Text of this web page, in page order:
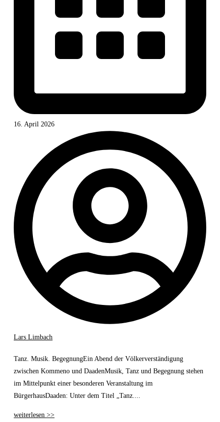
16. April 2026
Lars Limbach
Tanz. Musik. BegegnungEin Abend der Völkerverständigung
zwischen Kommeno und DaadenMusik, Tanz und Begegnung stehen
im Mittelpunkt einer besonderen Veranstaltung im
BürgerhausDaaden: Unter dem Titel „Tanz....
weiterlesen >>